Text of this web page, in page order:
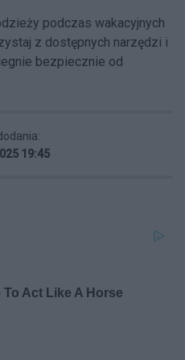
podczas wakacyjnych
z dostępnych narzędzi i
bezpiecznie od
19:45